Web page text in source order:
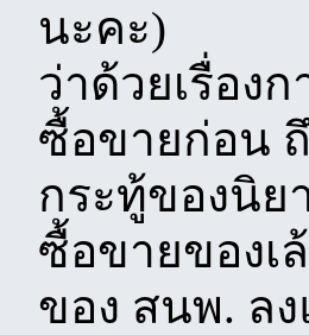
นะคะ)
ว่าด้วยเรื่อง
ซื้อขายก่อน
กระทู้ของนิ
ซื้อขายของเ
ของ สนพ. ล